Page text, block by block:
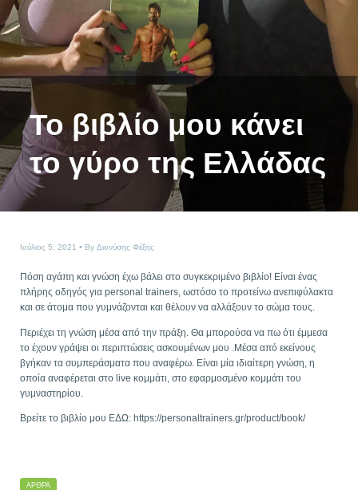
Το βιβλίο μου κάνει
το γύρο της Ελλάδας
Ιούλιος 5, 2021 By Διονύσης Φέξης
Πόση αγάπη και γνώση έχω βάλει στο συγκεκριμένο βιβλίο! Είναι ένας
πλήρης οδηγός για personal trainers, ωστόσο το προτείνω ανεπιφύλακτα
και σε άτομα που γυμνάζονται και θέλουν να αλλάξουν το σώμα τους.
Περιέχει τη γνώση μέσα από την πράξη. Θα μπορούσα να πω ότι έμμεσα
το έχουν γράψει οι περιπτώσεις ασκουμένων μου .Μέσα από εκείνους
βγήκαν τα συμπεράσματα που αναφέρω. Είναι μία ιδιαίτερη γνώση, η
οποία αναφέρεται στο live κομμάτι, στο εφαρμοσμένο κομμάτι του
γυμναστηρίου.
Βρείτε το βιβλίο μου ΕΔΩ: https://personaltrainers.gr/product/book/
ΆΡΘΡΑ